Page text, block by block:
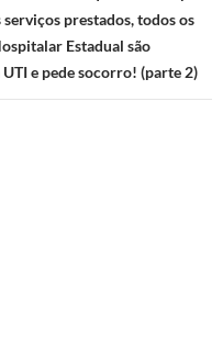
prestados, todos os
Estadual são
e pede socorro! (parte 2)